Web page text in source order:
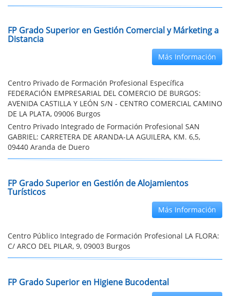
FP Grado Superior en Gestión Comercial y Márketing a
Distancia
Más Información
Centro Privado de Formación Profesional Específica
FEDERACIÓN EMPRESARIAL DEL COMERCIO DE BURGOS:
AVENIDA CASTILLA Y LEÓN S/N - CENTRO COMERCIAL CAMINO
DE LA PLATA, 09006 Burgos
Centro Privado Integrado de Formación Profesional SAN
GABRIEL: CARRETERA DE ARANDA-LA AGUILERA, KM. 6,5,
09440 Aranda de Duero
FP Grado Superior en Gestión de Alojamientos
Turísticos
Más Información
Centro Público Integrado de Formación Profesional LA FLORA:
C/ ARCO DEL PILAR, 9, 09003 Burgos
FP Grado Superior en Higiene Bucodental